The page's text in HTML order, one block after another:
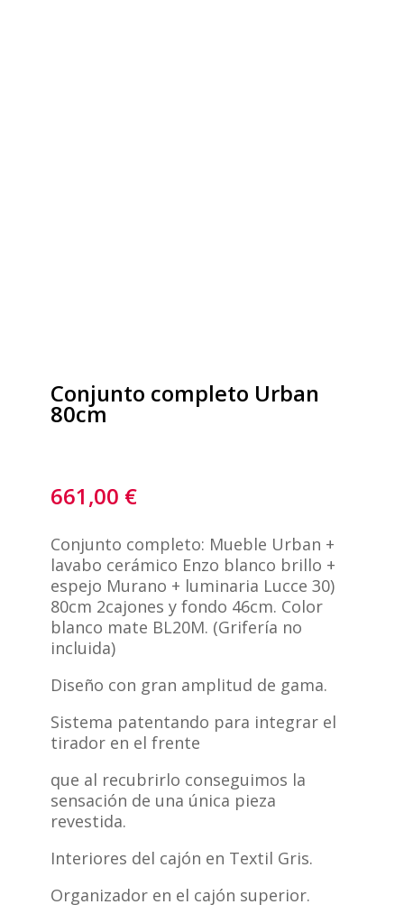
Conjunto completo Urban
80cm
661,00 €
Conjunto completo: Mueble Urban +
lavabo cerámico Enzo blanco brillo +
espejo Murano + luminaria Lucce 30)
80cm 2cajones y fondo 46cm. Color
blanco mate BL20M. (Grifería no
incluida)
Diseño con gran amplitud de gama.
Sistema patentando para integrar el
tirador en el frente
que al recubrirlo conseguimos la
sensación de una única pieza
revestida.
Interiores del cajón en Textil Gris.
Organizador en el cajón superior.